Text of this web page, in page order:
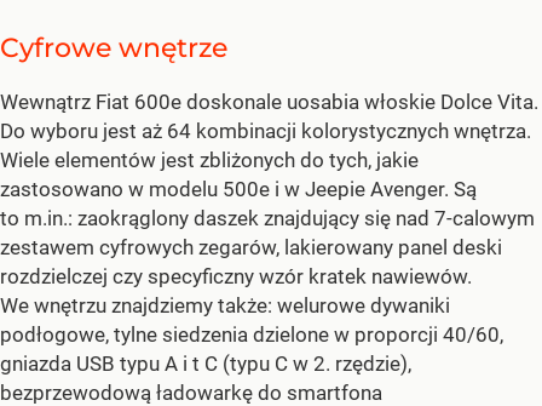
Cyfrowe wnętrze
Wewnątrz Fiat 600e doskonale uosabia włoskie Dolce Vita.
Do wyboru jest aż 64 kombinacji kolorystycznych wnętrza.
Wiele elementów jest zbliżonych do tych, jakie
zastosowano w modelu 500e i w Jeepie Avenger. Są
to m.in.: zaokrąglony daszek znajdujący się nad 7-calowym
zestawem cyfrowych zegarów, lakierowany panel deski
rozdzielczej czy specyficzny wzór kratek nawiewów.
We wnętrzu znajdziemy także: welurowe dywaniki
podłogowe, tylne siedzenia dzielone w proporcji 40/60,
gniazda USB typu A i t C (typu C w 2. rzędzie),
bezprzewodową ładowarkę do smartfona